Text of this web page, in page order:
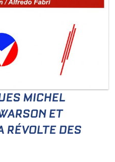
MICHEL
ET
RÉVOLTE DES